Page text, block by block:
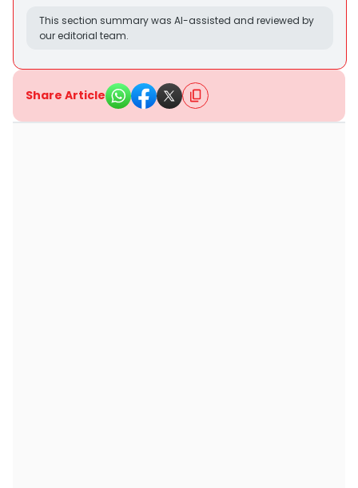
This section summary was AI-assisted and reviewed by
our editorial team.
Share Article